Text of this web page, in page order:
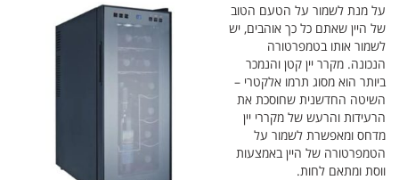
על מנת לשמור על הטעם הטוב
של היין שאתם כל כך אוהבים, יש
לשמור אותו בטמפרטורה
הנכונה. מקרר יין קטן והנמכר
ביותר הוא מסוג תרמו אלקטרי –
השיטה החדשנית שחוסכת את
הרעידות והרעש של מקררי יין
מדחס ומאפשרת לשמור על
הטמפרטורה של היין באמצעות
ווסת ומתאם לחות.